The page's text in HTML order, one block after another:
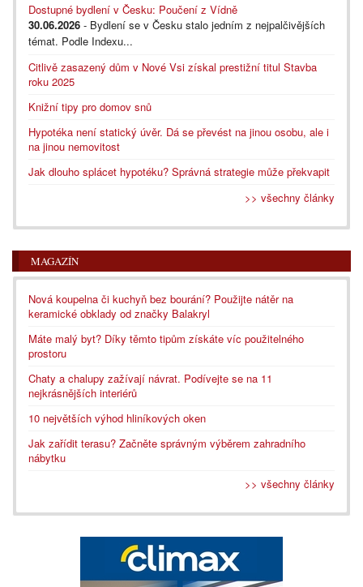
Dostupné bydlení v Česku: Poučení z Vídně
30.06.2026 - Bydlení se v Česku stalo jedním z nejpalčivějších
témat. Podle Indexu...
Citlivě zasazený dům v Nové Vsi získal prestižní titul Stavba
roku 2025
Knižní tipy pro domov snů
Hypotéka není statický úvěr. Dá se převést na jinou osobu, ale i
na jinou nemovitost
Jak dlouho splácet hypotéku? Správná strategie může překvapit
>> všechny články
MAGAZÍN
Nová koupelna či kuchyň bez bourání? Použijte nátěr na
keramické obklady od značky Balakryl
Máte malý byt? Díky těmto tipům získáte víc použitelného
prostoru
Chaty a chalupy zažívají návrat. Podívejte se na 11
nejkrásnějších interiérů
10 největších výhod hliníkových oken
Jak zařídit terasu? Začněte správným výběrem zahradního
nábytku
>> všechny články